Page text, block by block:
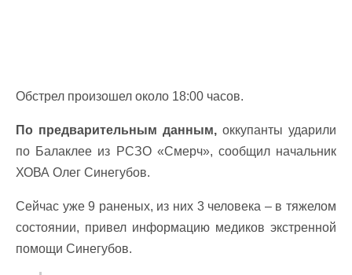
Обстрел произошел около 18:00 часов.
По предварительным данным, оккупанты ударили
по Балаклее из РСЗО «Смерч», сообщил начальник
ХОВА Олег Синегубов.
Сейчас уже 9 раненых, из них 3 человека – в тяжелом
состоянии, привел информацию медиков экстренной
помощи Синегубов.